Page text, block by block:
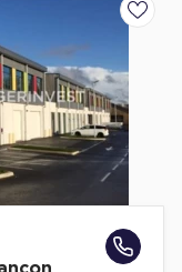
(Lyon)
Priest